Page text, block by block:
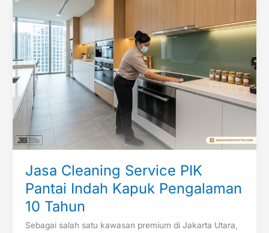
Jasa Cleaning Service PIK
Pantai Indah Kapuk Pengalaman
10 Tahun
Sebagai salah satu kawasan premium di Jakarta Utara,
Cleaning
Service
PIK
Pantai
Indah
Kapuk
Pengalaman
10
Tahun